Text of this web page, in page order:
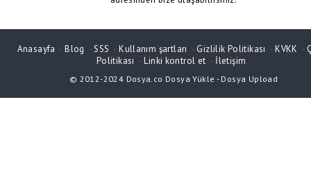
Anasayfa -Blog -SSS -Kullanım şartları - Gizlilik Politikası -KVKK -
Politikası -Linki kontrol et - İletişim
© 2012-2024 Dosya.co Dosya Yükle - Dosya Upload